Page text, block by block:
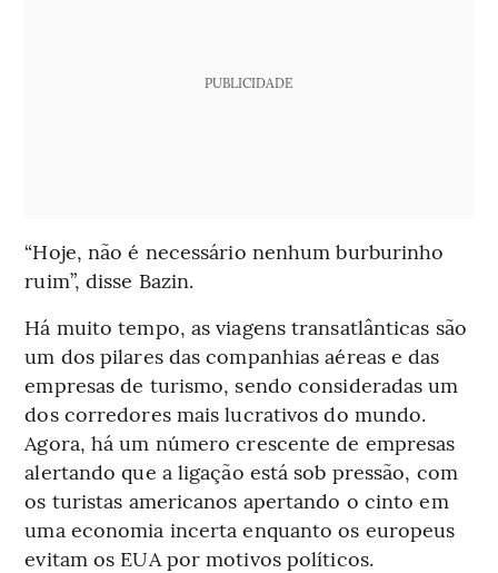
PUBLICIDADE
“Hoje, não é necessário nenhum burburinho
ruim”, disse Bazin.
Há muito tempo, as viagens transatlânticas são
um dos pilares das companhias aéreas e das
empresas de turismo, sendo consideradas um
dos corredores mais lucrativos do mundo.
Agora, há um número crescente de empresas
alertando que a ligação está sob pressão, com
os turistas americanos apertando o cinto em
uma economia incerta enquanto os europeus
evitam os EUA por motivos políticos.